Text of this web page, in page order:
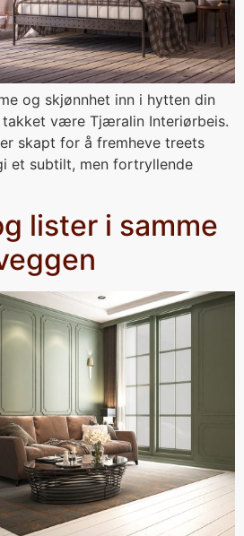
og skjønnhet inn i hytten din
være Tjæralin Interiørbeis.
skapt for å fremheve treets
et subtilt, men fortryllende
lister i samme